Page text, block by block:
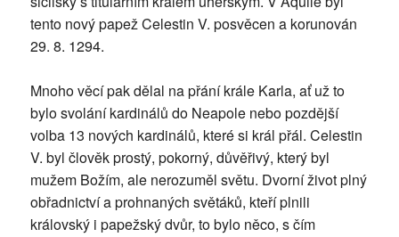
tento nový papež Celestin V. posvěcen a korunován
29. 8. 1294.
Mnoho věcí pak dělal na přání krále Karla, ať už to
bylo svolání kardinálů do Neapole nebo pozdější
volba 13 nových kardinálů, které si král přál. Celestin
V. byl člověk prostý, pokorný, důvěřivý, který byl
mužem Božím, ale nerozuměl světu. Dvorní život plný
obřadnictví a prohnaných světáků, kteří plnili
královský i papežský dvůr, to bylo něco, s čím